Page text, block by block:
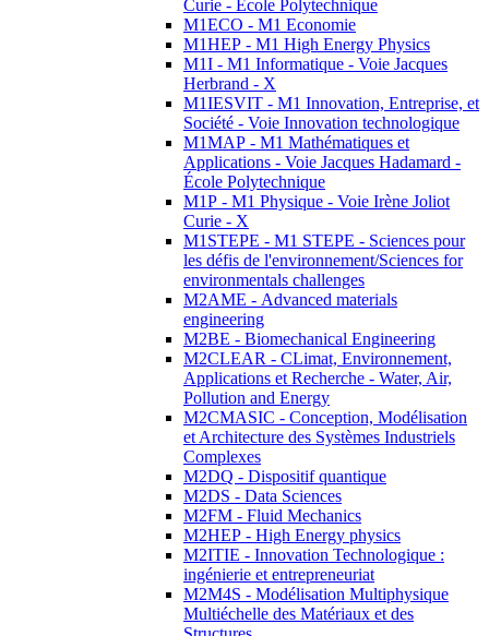
Curie - Ecole Polytechnique
M1ECO - M1 Economie
M1HEP - M1 High Energy Physics
M1I - M1 Informatique - Voie Jacques
Herbrand - X
M1IESVIT - M1 Innovation, Entreprise, et
Société - Voie Innovation technologique
M1MAP - M1 Mathématiques et
Applications - Voie Jacques Hadamard -
École Polytechnique
M1P - M1 Physique - Voie Irène Joliot
Curie - X
M1STEPE - M1 STEPE - Sciences pour
les défis de l'environnement/Sciences for
environmentals challenges
M2AME - Advanced materials
engineering
M2BE - Biomechanical Engineering
M2CLEAR - CLimat, Environnement,
Applications et Recherche - Water, Air,
Pollution and Energy
M2CMASIC - Conception, Modélisation
et Architecture des Systèmes Industriels
Complexes
M2DQ - Dispositif quantique
M2DS - Data Sciences
M2FM - Fluid Mechanics
M2HEP - High Energy physics
M2ITIE - Innovation Technologique :
ingénierie et entrepreneuriat
M2M4S - Modélisation Multiphysique
Multiéchelle des Matériaux et des